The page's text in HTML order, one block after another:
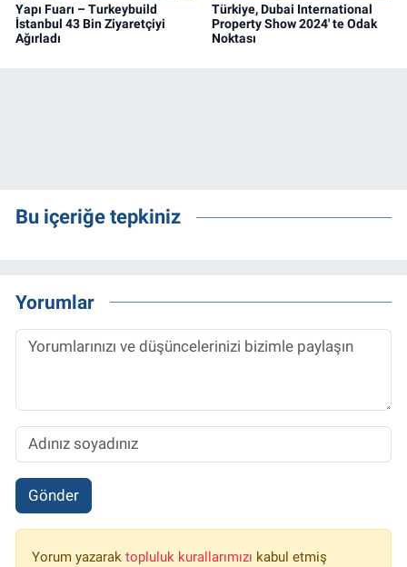
Yapı Fuarı – Turkeybuild
İstanbul 43 Bin Ziyaretçiyi
Ağırladı
Türkiye, Dubai International
Property Show 2024' te Odak
Noktası
Bu içeriğe tepkiniz
Yorumlar
Gönder
Yorum yazarak topluluk kurallarımızı kabul etmiş